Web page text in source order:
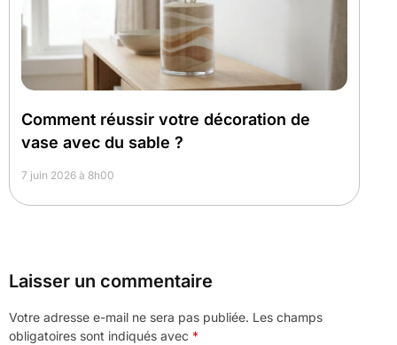
Comment réussir votre décoration de
vase avec du sable ?
7 juin 2026 à 8h00
Laisser un commentaire
Votre adresse e-mail ne sera pas publiée. Les champs
obligatoires sont indiqués avec *